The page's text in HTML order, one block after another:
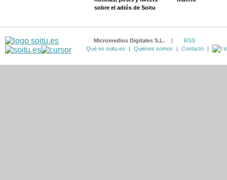
sobre el adiós de Soitu
Micromedios Digitales S.L. |
RSS
Qué es soitu.es
| Quiénes somos | Contacto |